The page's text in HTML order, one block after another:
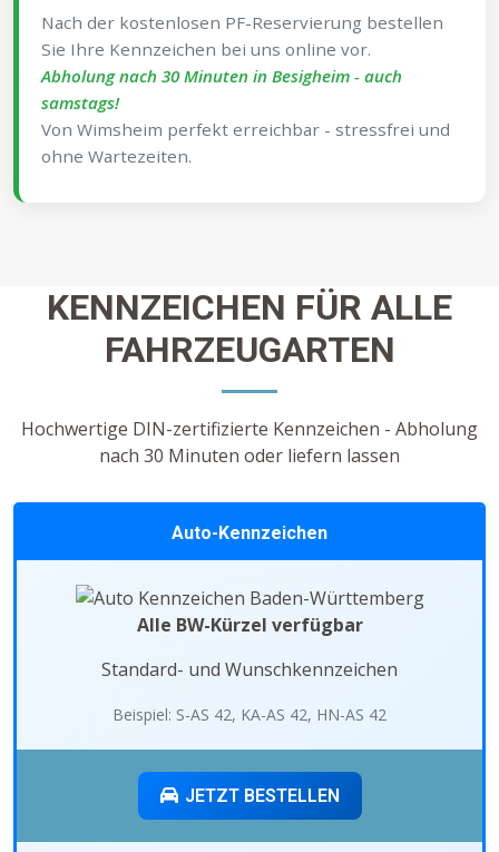
Nach der kostenlosen PF-Reservierung bestellen
Sie Ihre Kennzeichen bei uns online vor.
Abholung nach 30 Minuten in Besigheim - auch
samstags!
Von Wimsheim perfekt erreichbar - stressfrei und
ohne Wartezeiten.
KENNZEICHEN FÜR ALLE
FAHRZEUGARTEN
Hochwertige DIN-zertifizierte Kennzeichen - Abholung
nach 30 Minuten oder liefern lassen
Auto-Kennzeichen
Alle BW-Kürzel verfügbar
Standard- und Wunschkennzeichen
Beispiel: S-AS 42, KA-AS 42, HN-AS 42
JETZT BESTELLEN